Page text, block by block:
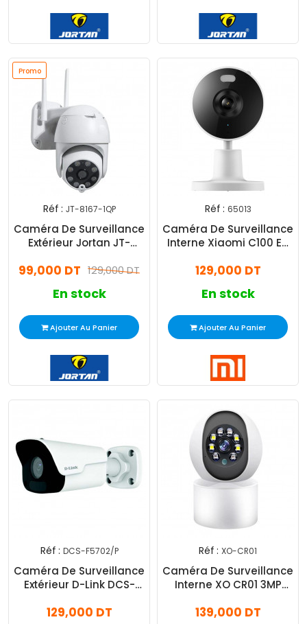
Promo
Réf : JT-8167-1QP
Caméra De Surveillance
Extérieur Jortan JT-
Blanc129,000 DT
99,000 DT
En stock
Ajouter Au Panier
Réf : 65013
Caméra De Surveillance
Interne Xiaomi C100 EU
129,000 DT
En stock
Ajouter Au Panier
Réf : DCS-F5702/P
Caméra De Surveillance
Extérieur D-Link DCS-
129,000 DT
Réf : XO-CR01
Caméra De Surveillance
Interne XO CR01 3MP
139,000 DT